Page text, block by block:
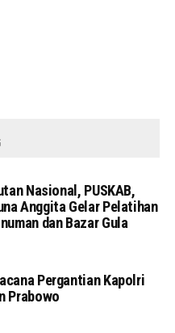
Nasional, PUSKAB,
Anggita Gelar Pelatihan
dan Bazar Gula
Pergantian Kapolri
Prabowo